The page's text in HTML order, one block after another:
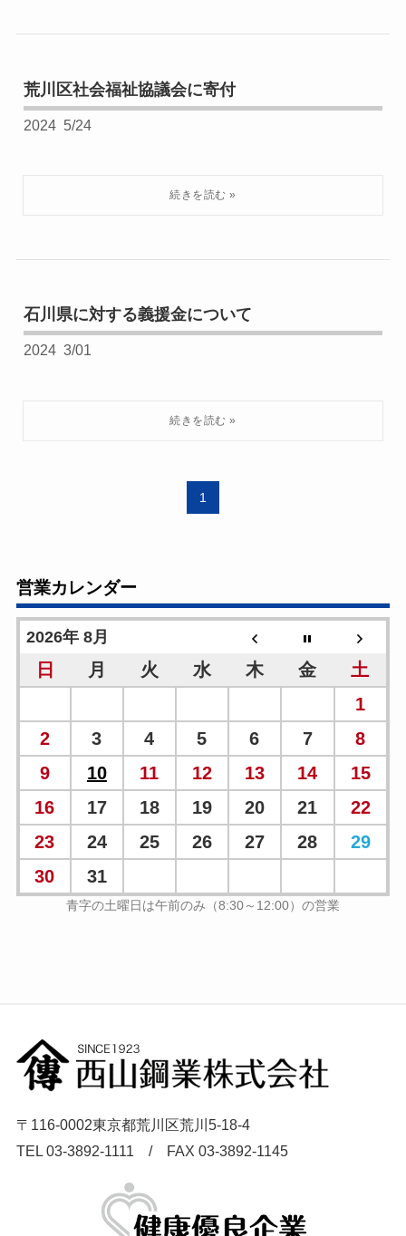
荒川区社会福祉協議会に寄付
2024 5/24
石川県に対する義援金について
2024 3/01
1
営業カレンダー
2026年 8月
日 月 火 水 木 金
土
1
2
3 4 5 6 7
8
9
10 11 12 13 14
15
16
17 18 19 20 21
22
23
24 25 26 27 28
29
30
31
〒116-0002東京都荒川区荒川5-18-4
TEL 03-3892-1111 / FAX 03-3892-1145